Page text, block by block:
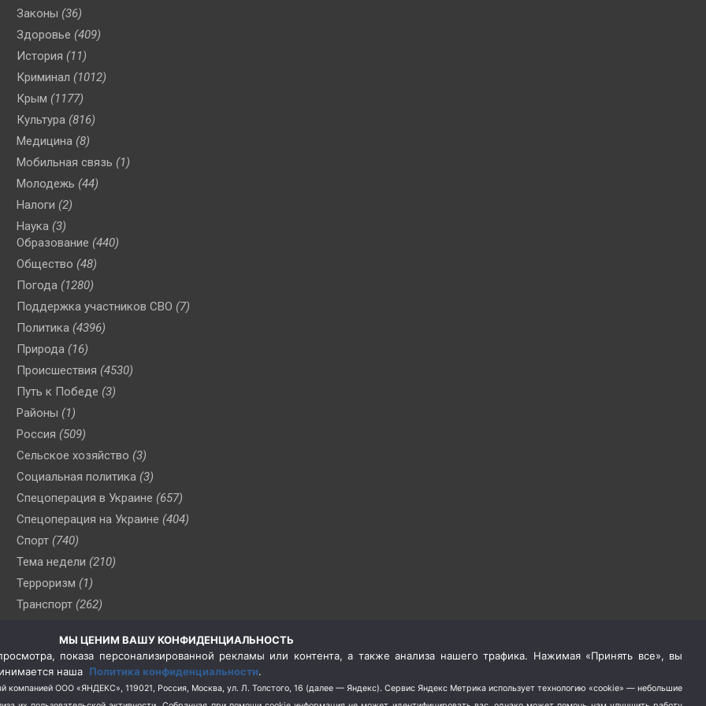
Законы (36)
Здоровье (409)
История (11)
Криминал (1012)
Крым (1177)
Культура (816)
Медицина (8)
Мобильная связь (1)
Молодежь (44)
Налоги (2)
Наука (3)
Образование (440)
Общество (48)
Погода (1280)
Поддержка участников СВО (7)
Политика (4396)
Природа (16)
Происшествия (4530)
Путь к Победе (3)
Районы (1)
Россия (509)
Сельское хозяйство (3)
Социальная политика (3)
Спецоперация в Украине (657)
Спецоперация на Украине (404)
Спорт (740)
Тема недели (210)
Терроризм (1)
Транспорт (262)
(76)
Цены (2)
Школа и спорт (2)
МЫ ЦЕНИМ ВАШУ КОНФИДЕНЦИАЛЬНОСТЬ
показа персонализированной рекламы или контента, а также анализа нашего трафика. Нажимая «Принять все», вы
наша Политика конфиденциальности.
компанией ООО «ЯНДЕКС», 119021, Россия, Москва, ул. Л. Толстого, 16 (далее — Яндекс). Сервис Яндекс Метрика использует технологию «cookie» — небольшие